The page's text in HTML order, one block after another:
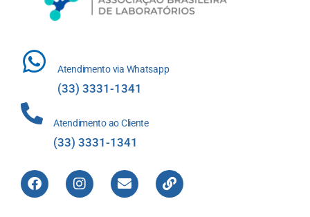
Atendimento via Whatsapp
(33) 3331-1341
Atendimento ao Cliente
(33) 3331-1341